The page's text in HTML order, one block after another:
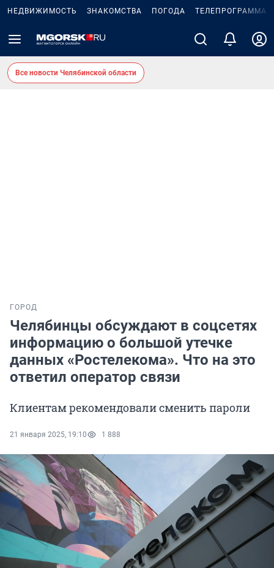
НЕДВИЖИМОСТЬ ЗНАКОМСТВА ПОГОДА ТЕЛЕПРОГРАММА
Все новости Челябинской области
ГОРОД
Челябинцы обсуждают в соцсетях
информацию о большой утечке
данных «Ростелекома». Что на это
ответил оператор связи
Клиентам рекомендовали сменить пароли
21 января 2025, 19:10 1 888